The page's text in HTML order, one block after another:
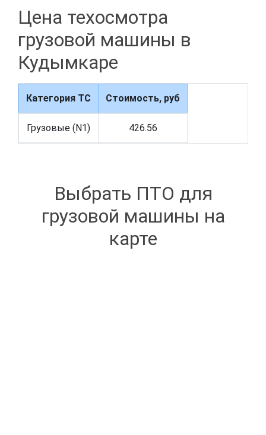
Цена техосмотра
грузовой машины в
Кудымкаре
Категория ТС Стоимость, руб
Грузовые (N1) 426.56
Выбрать ПТО для
грузовой машины на
карте